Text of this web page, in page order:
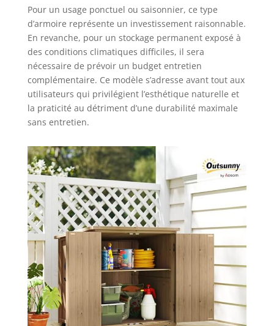
Pour un usage ponctuel ou saisonnier, ce type
d’armoire représente un investissement raisonnable.
En revanche, pour un stockage permanent exposé à
des conditions climatiques difficiles, il sera
nécessaire de prévoir un budget entretien
complémentaire. Ce modèle s’adresse avant tout aux
utilisateurs qui privilégient l’esthétique naturelle et
la praticité au détriment d’une durabilité maximale
sans entretien.